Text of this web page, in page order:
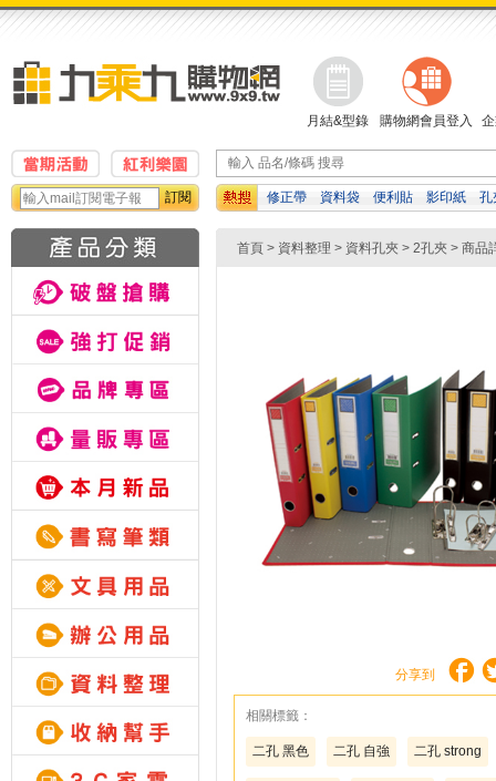
月結&型錄 購物網會員登入
訂閱 修正帶 資料袋 便利貼 影印紙
孔
首頁 > 資料整理 > 資料孔夾 > 2孔夾 > 商品
分享到
相關標籤：
二孔 黑色 二孔 自強 二孔 strong